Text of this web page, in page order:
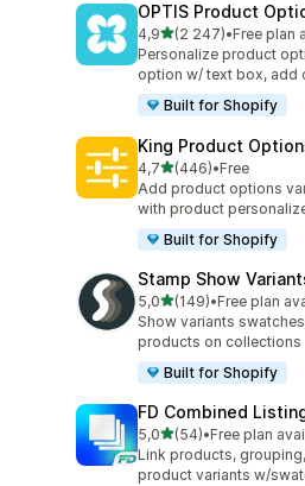
OPTIS Product
4,9av 5 stjerner
(2 247)
Totalt 2247 omtaler
•Free plan
Personalize product
option w/ text box, add
Built for Shopify
King Product
4,7av 5 stjerner
(446)
Totalt 446 omtaler
•Free
Add product options
with product
Built for Shopify
Stamp Show
5,0av 5 stjerner
(149)
Totalt 149 omtaler
•Free plan
Show variants
products on collections
Built for Shopify
FD Combined
5,0av 5 stjerner
(54)
Totalt 54 omtaler
•Free plan
Link products,
product variants w/